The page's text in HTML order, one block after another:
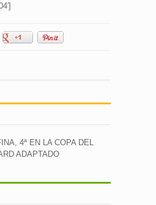
4ª EN LA COPA DEL
ADAPTADO